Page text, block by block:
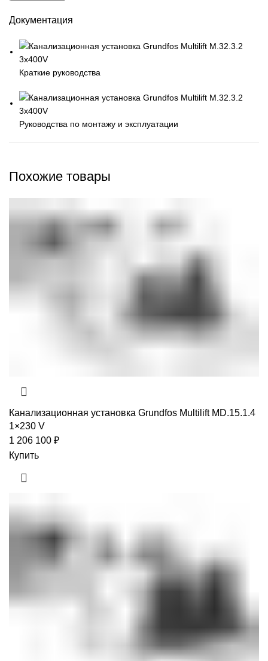
Документация
Краткие руководства
Руководства по монтажу и эксплуатации
Похожие товары
Канализационная установка Grundfos Multilift MD.15.1.4
1×230 V
1 206 100 ₽
Купить